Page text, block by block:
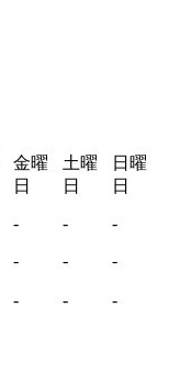
金曜
日
土曜
日
日曜
日
- -
-
- -
-
- - -